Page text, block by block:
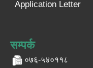
Application Letter
सम्पर्क
०७६-५४०११८